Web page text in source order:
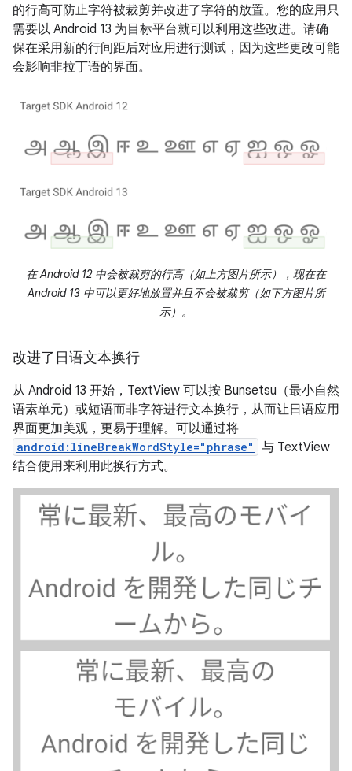
的行高可防止字符被裁剪并改进了字符的放置。您的应用只
需要以 Android 13 为目标平台就可以利用这些改进。请确
保在采用新的行间距后对应用进行测试，因为这些更改可能
会影响非拉丁语的界面。
在 Android 12 中会被裁剪的行高（如上方图片所示），现在在
Android 13 中可以更好地放置并且不会被裁剪（如下方图片所
示）。
改进了日语文本换行
从 Android 13 开始，TextView 可以按 Bunsetsu（最小自然
语素单元）或短语而非字符进行文本换行，从而让日语应用
界面更加美观，更易于理解。可以通过将
android:lineBreakWordStyle="phrase"
与 TextView
结合使用来利用此换行方式。